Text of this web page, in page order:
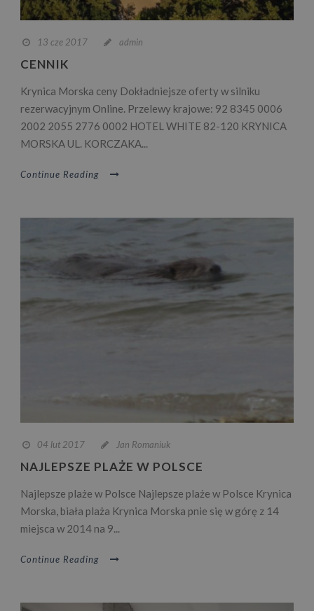
13 cze 2017 admin
CENNIK
Krynica Morska ceny Dokładniejsze oferty w silniku
rezerwacyjnym Online. Przelewy krajowe: 92 8345 0006
2002 2055 2776 0002 HOTEL WHITE 82-120 KRYNICA
MORSKA UL. KORCZAKA...
Continue Reading
04 lut 2017 Jan Romaniuk
NAJLEPSZE PLAŻE W POLSCE
Najlepsze plaże w Polsce Najlepsze plaże w Polsce Krynica
Morska, biała plaża Krynica Morska pnie się w górę z 14
miejsca w 2014 na 9...
Continue Reading